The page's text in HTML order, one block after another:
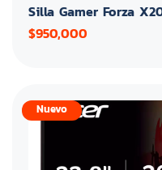
Silla Gamer Forza
$950,000
Nuevo